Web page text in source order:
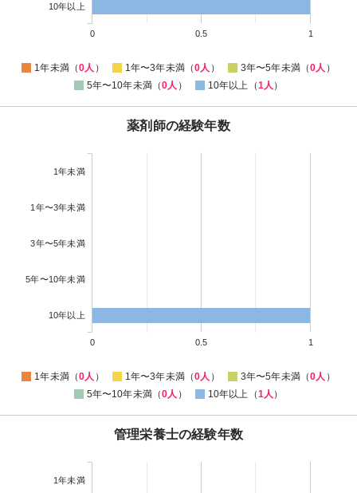
10年以上
0 0.5 1
1年未満（0人 ） 1年〜3年未満（0人 ） 3年〜5年未満（0人 ）
5年〜10年未満（0人 ） 10年以上（1人 ）
薬剤師の経験年数
1年未満
1年〜3年未満
3年〜5年未満
5年〜10年未満
10年以上
0 0.5 1
1年未満（0人 ） 1年〜3年未満（0人 ） 3年〜5年未満（0人 ）
5年〜10年未満（0人 ） 10年以上（1人 ）
管理栄養士の経験年数
1年未満